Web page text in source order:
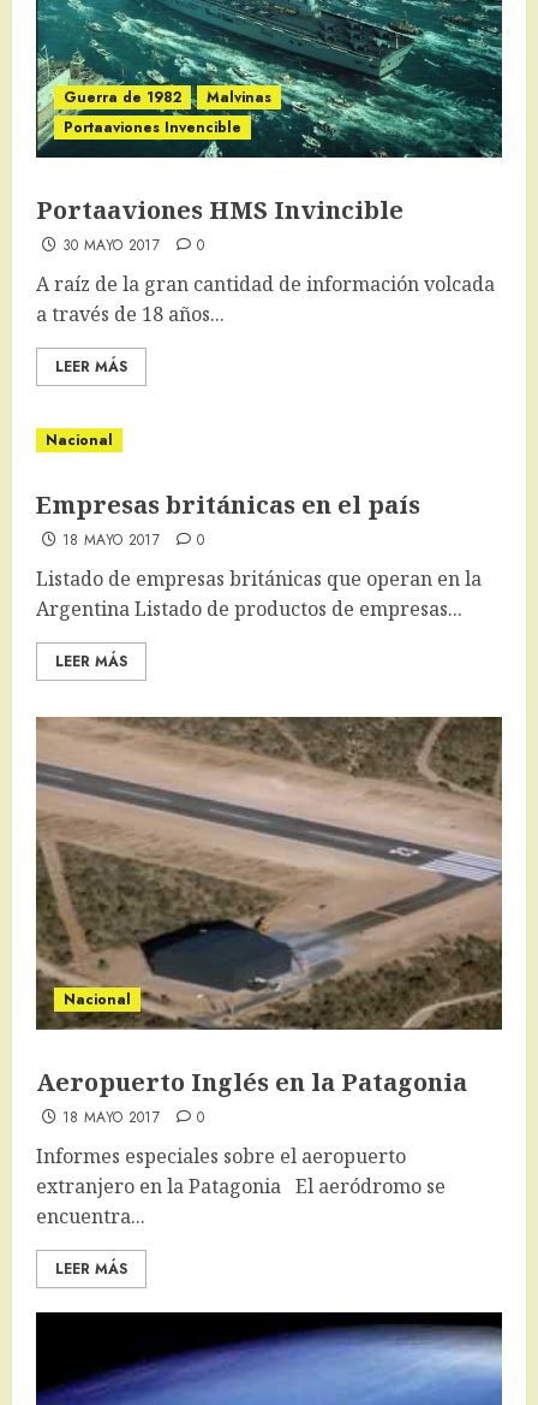
Guerra de 1982
Malvinas
Portaaviones Invencible
Portaaviones HMS Invincible
30 MAYO 2017 0
A raíz de la gran cantidad de información volcada
a través de 18 años...
LEER MÁS
Nacional
Empresas británicas en el país
18 MAYO 2017 0
Listado de empresas británicas que operan en la
Argentina Listado de productos de empresas...
LEER MÁS
Nacional
Aeropuerto Inglés en la Patagonia
18 MAYO 2017 0
Informes especiales sobre el aeropuerto
extranjero en la Patagonia El aeródromo se
encuentra...
LEER MÁS